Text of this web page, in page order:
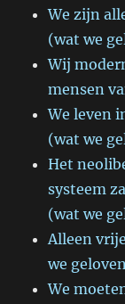
We zijn
(wat we
Wij
mensen
We leven
(wat we
Het
systeem
(wat we
Alleen
we
We